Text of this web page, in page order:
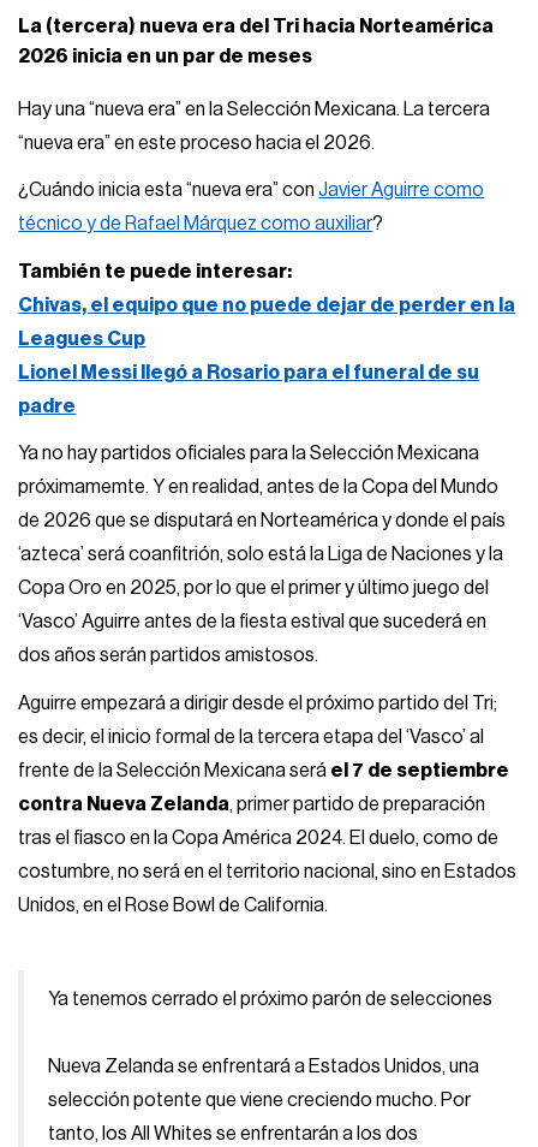
La (tercera) nueva era del Tri hacia Norteamérica
2026 inicia en un par de meses
Hay una “nueva era” en la Selección Mexicana. La tercera
“nueva era” en este proceso hacia el 2026.
¿Cuándo inicia esta “nueva era” conJavier Aguirre como
técnico y de Rafael Márquez como auxiliar?
También te puede interesar:
Chivas, el equipo que no puede dejar de perder en la
Leagues Cup
Lionel Messi llegó a Rosario para el funeral de su
padre
Ya no hay partidos oficiales para la Selección Mexicana
próximamemte. Y en realidad, antes de la Copa del Mundo
de 2026 que se disputará en Norteamérica y donde el país
‘azteca’ será coanfitrión, solo está la Liga de Naciones y la
Copa Oro en 2025, por lo que el primer y último juego del
‘Vasco’ Aguirre antes de la fiesta estival que sucederá en
dos años serán partidos amistosos.
Aguirre empezará a dirigir desde el próximo partido del Tri;
es decir, el inicio formal de la tercera etapa del ‘Vasco’ al
frente de la Selección Mexicana será el 7 de septiembre
contra Nueva Zelanda, primer partido de preparación
tras el fiasco en la Copa América 2024. El duelo, como de
costumbre, no será en el territorio nacional, sino en Estados
Unidos, en el Rose Bowl de California.
Ya tenemos cerrado el próximo parón de selecciones
Nueva Zelanda se enfrentará a Estados Unidos, una
selección potente que viene creciendo mucho. Por
tanto, los All Whites se enfrentarán a los dos